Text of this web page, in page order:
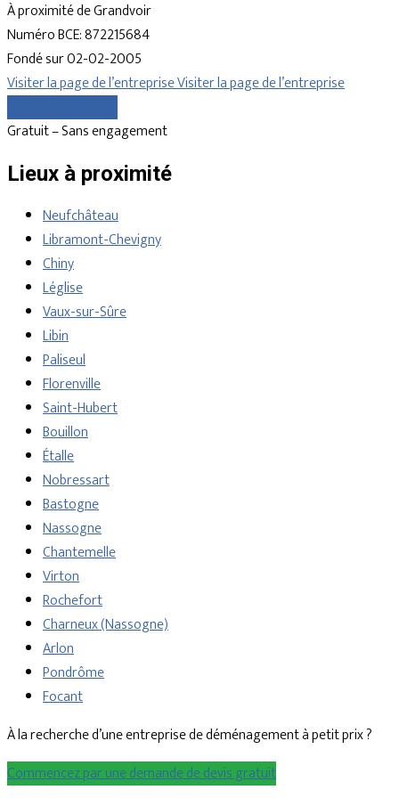
À proximité de Grandvoir
Numéro BCE: 872215684
Fondé sur 02-02-2005
Visiter la page de l’entrepriseVisiter la page de l’entreprise
Gratuit – Sans engagement
Lieux à proximité
Neufchâteau
Libramont-Chevigny
Chiny
Léglise
Vaux-sur-Sûre
Libin
Paliseul
Florenville
Saint-Hubert
Bouillon
Étalle
Nobressart
Bastogne
Nassogne
Chantemelle
Virton
Rochefort
Charneux (Nassogne)
Arlon
Pondrôme
Focant
À la recherche d’une entreprise de déménagement à petit prix ?
Commencez par une demande de devis gratuit